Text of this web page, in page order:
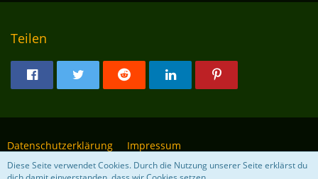
Teilen
Datenschutzerklärung Impressum
Diese Seite verwendet Cookies. Durch die Nutzung unserer Seite erklärst du